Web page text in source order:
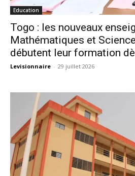
Education
Togo : les nouveaux
Mathématiques et
débutent leur formation
Levisionnaire - 29 juillet 2026